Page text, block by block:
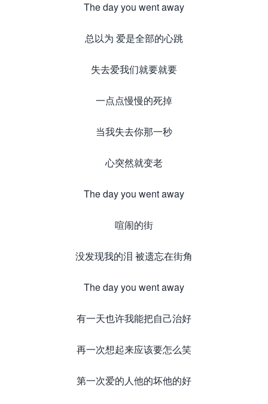
The day you went away
总以为 爱是全部的心跳
失去爱我们就要就要
一点点慢慢的死掉
当我失去你那一秒
心突然就变老
The day you went away
喧闹的街
没发现我的泪 被遗忘在街角
The day you went away
有一天也许我能把自己治好
再一次想起来应该要怎么笑
第一次爱的人他的坏他的好